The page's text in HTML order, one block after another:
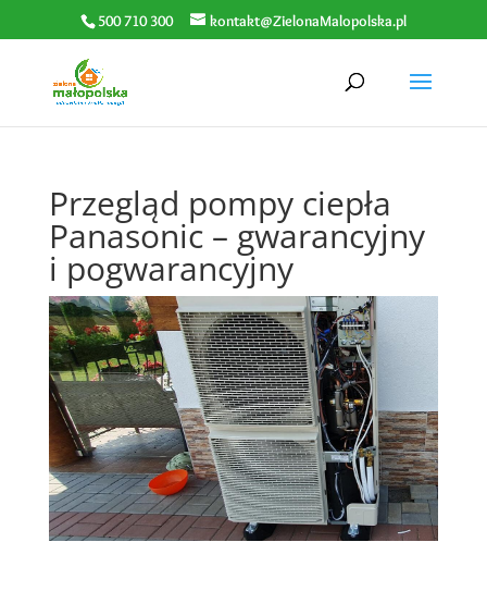
500 710 300 kontakt@ZielonaMalopolska.pl
Przegląd pompy ciepła
Panasonic – gwarancyjny
i pogwarancyjny